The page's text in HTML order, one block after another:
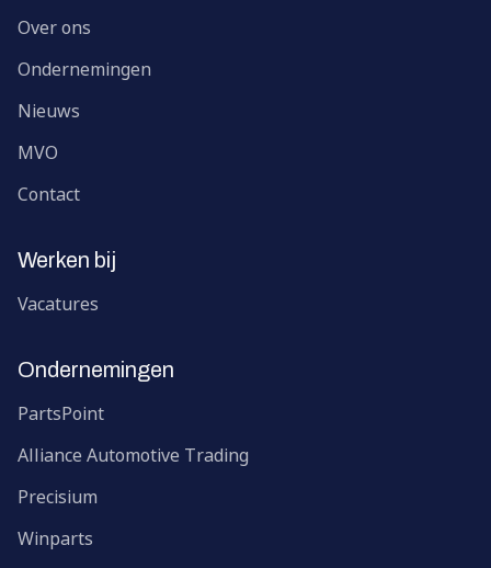
Over ons
Ondernemingen
Nieuws
MVO
Contact
Werken bij
Vacatures
Ondernemingen
PartsPoint
Alliance Automotive Trading
Precisium
Winparts